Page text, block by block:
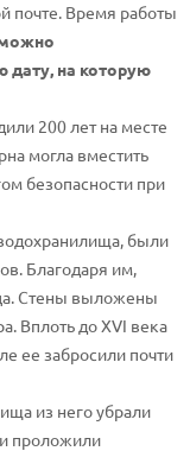
почте. Время работы
дату, на которую
200 лет на месте
могла вместить
безопасности при
были
Благодаря им,
Стены выложены
Вплоть до XVI века
ее забросили почти
из него убрали
проложили